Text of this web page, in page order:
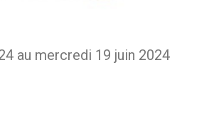
au mercredi 19 juin 2024